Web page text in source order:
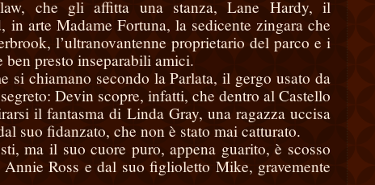
che gli affitta una stanza, Lane Hardy, il
arte Madame Fortuna, la sedicente zingara che
l’ultranovantenne proprietario del parco e i
presto inseparabili amici.
chiamano secondo la Parlata, il gergo usato da
Devin scopre, infatti, che dentro al Castello
il fantasma di Linda Gray, una ragazza uccisa
suo fidanzato, che non è stato mai catturato.
ma il suo cuore puro, appena guarito, è scosso
Ross e dal suo figlioletto Mike, gravemente